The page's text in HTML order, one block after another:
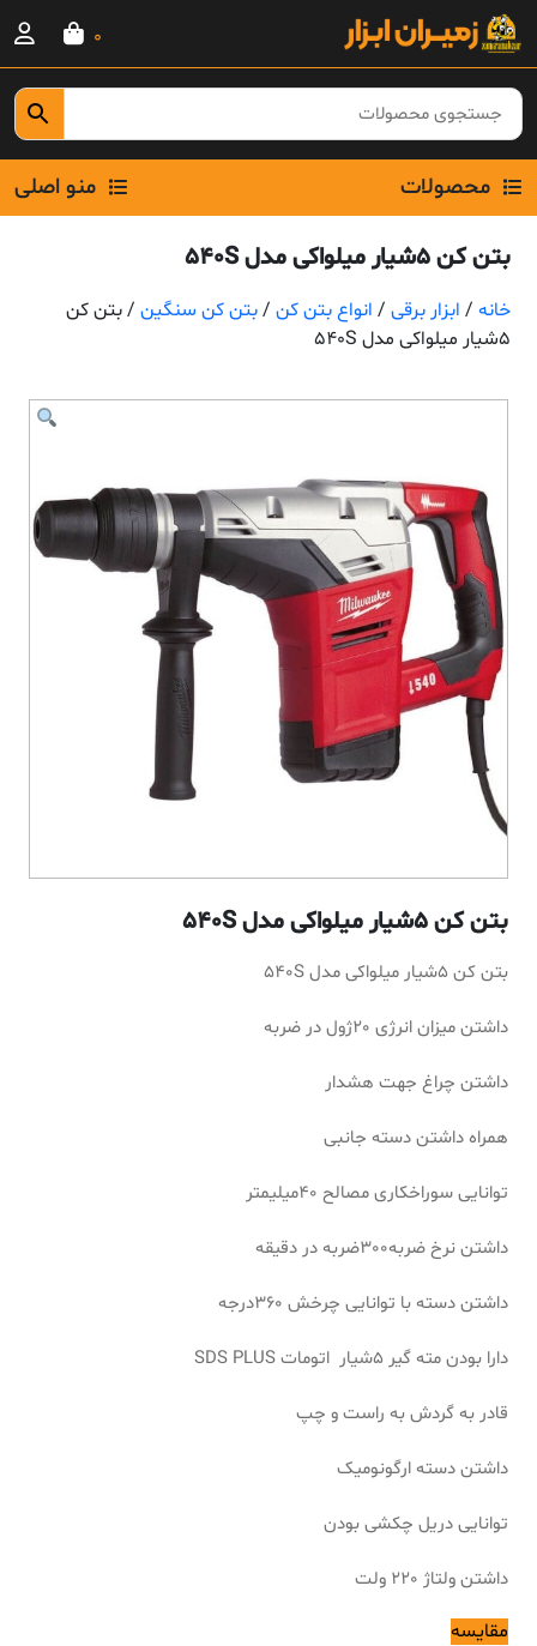
Skip
content
0
محصولات منو اصلی
بتن کن 5شیار میلواکی مدل 540S
خانه / ابزار برقی / انواع بتن کن /بتن کن سنگین / بتن کن
5شیار میلواکی مدل 540S
بتن کن 5شیار میلواکی مدل 540S
بتن کن 5شیار میلواکی مدل 540S
داشتن میزان انرژی 20ژول در ضربه
داشتن چراغ جهت هشدار
همراه داشتن دسته جانبی
توانایی سوراخکاری مصالح 40میلیمتر
داشتن نرخ ضربه300ضربه در دقیقه
داشتن دسته با توانایی چرخش 360درجه
دارا بودن مته گیر 5شیار اتومات SDS PLUS
قادر به گردش به راست و چپ
داشتن دسته ارگونومیک
توانایی دریل چکشی بودن
داشتن ولتاژ 220 ولت
مقایسه